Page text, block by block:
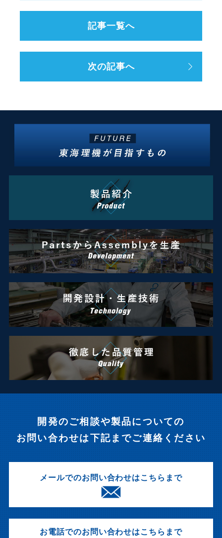
記事一覧へ
次の記事へ
開発のご相談や製品についての
お問い合わせは下記までご連絡ください
メールでのお問い合わせはこちらまで
お電話でのお問い合わせはこちらまで